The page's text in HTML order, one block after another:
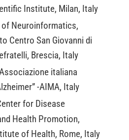
Institute, Milan, Italy
Neuroinformatics,
Centro San Giovanni di
Brescia, Italy
italiana
-AIMA, Italy
for Disease
Health Promotion,
of Health, Rome, Italy